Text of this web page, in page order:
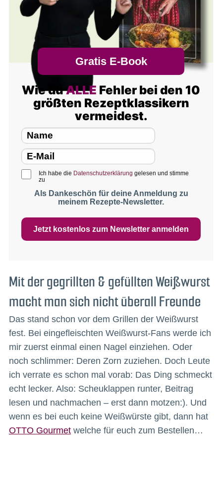
Gratis E-Book
Wie duALLE Fehler bei den 10
größten Rezeptklassikern
vermeidest.
Ich habe die Datenschutzerklärung gelesen und stimme
zu
Als Dankeschön für deine Anmeldung zu
meinem Rezepte-Newsletter.
Jetzt kostenlos zum Newsletter anmelden
Mit der gegrillten & gefüllten Weißwurst
macht man sich nicht überall Freunde
Das stand schon vor dem Grillen der Weißwurst
fest. Bei eingefleischten Weißwurst-Fans werde ich
mir zuerst einmal einen Nagel einziehen. Oder
noch schlimmer: Deren Zorn zuziehen. Doch Leute
ich verrate es schon mal vorab: Das Ding schmeckt
echt lecker. Also: Scheuklappen runter, Beitrag
lesen und nachmachen – erst dann motzen:). Und
wenn es bei euch keine Weißwürste gibt, dann hat
OTTO Gourmetwelche für euch zum Bestellen…